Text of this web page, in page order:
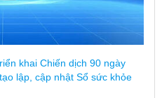
khai Chiến dịch 90 ngày
lập, cập nhật Sổ sức khỏe